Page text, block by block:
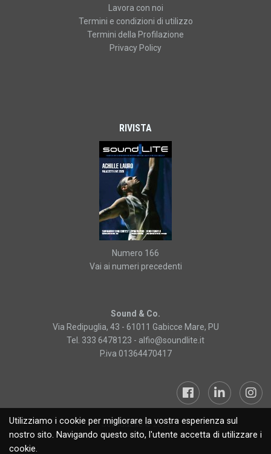
Utilizziamo i cookie per migliorare la vostra esperienza sul
nostro sito. Navigando questo sito, l'utente accetta di utilizzare i
cookie.
Lavora con noi
Termini e condizioni di utilizzo
Termini della Profilazione
Privacy Policy
RIVISTA
Numero 166
Vai ai numeri precedenti
Sound & Co.
Via Redipuglia, 43 - 61011 Gabicce Mare, PU
Tel. 333 6478123 - alfio@soundlite.it
P.iva 01364470417
Sound&Lite © 2019